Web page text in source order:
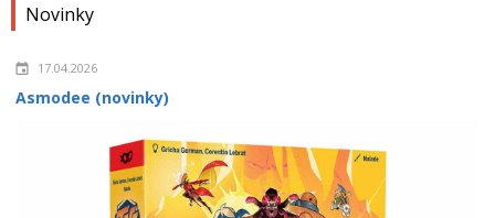
Novinky
17.04.2026
Asmodee (novinky)